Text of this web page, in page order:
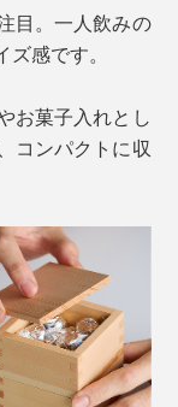
目。一人飲みの
感です。
お菓子入れとし
コンパクトに収